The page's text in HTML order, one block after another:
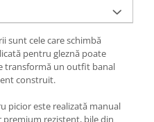
sunt cele care schimbă
pentru gleznă poate
transformă un outfit banal
construit.
picior este realizată manual
rezistent, bile din